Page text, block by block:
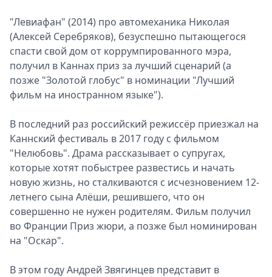
"Левиафан" (2014) про автомеханика Николая
(Алексей Серебряков), безуспешно пытающегося
спасти свой дом от коррумпированного мэра,
получил в Каннах приз за лучший сценарий (а
позже "Золотой глобус" в номинации "Лучший
фильм на иностранном языке").
В последний раз российский режиссёр приезжал на
Каннский фестиваль в 2017 году с фильмом
"Нелюбовь". Драма рассказывает о супругах,
которые хотят побыстрее развестись и начать
новую жизнь, но сталкиваются с исчезновением 12-
летнего сына Алёши, решившего, что он
совершенно не нужен родителям. Фильм получил
во Франции Приз жюри, а позже был номинирован
на "Оскар".
В этом году Андрей Звягинцев представит в